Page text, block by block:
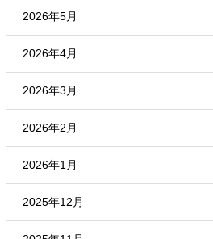
2026年5月
2026年4月
2026年3月
2026年2月
2026年1月
2025年12月